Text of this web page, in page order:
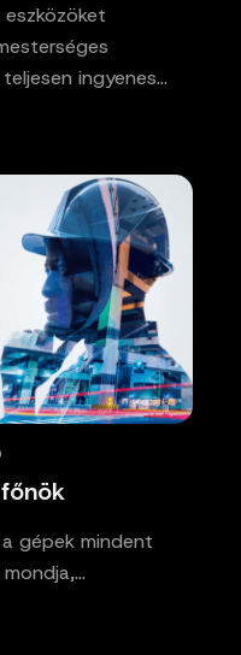
ingyenes…
gépek mindent